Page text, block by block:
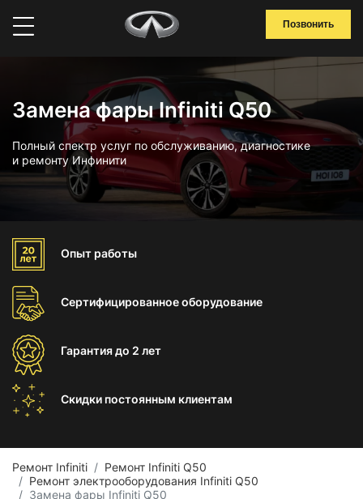
Позвонить
Замена фары Infiniti Q50
Полный спектр услуг по обслуживанию, диагностике
и ремонту Инфинити
Опыт работы
Сертифицированноеоборудование
Гарантиядо 2 лет
Скидки постоянным клиентам
Ремонт Infiniti
Ремонт Infiniti Q50
Ремонт электрооборудования Infiniti Q50
Замена фары Infiniti Q50